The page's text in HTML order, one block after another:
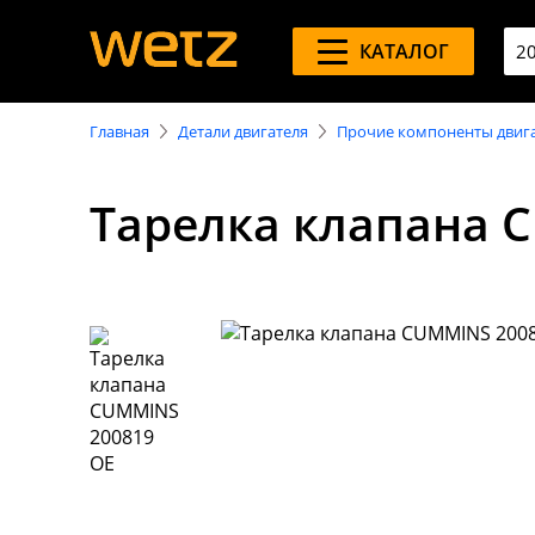
КАТАЛОГ
Главная Детали двигателя Прочие компоненты
Тарелка клапана